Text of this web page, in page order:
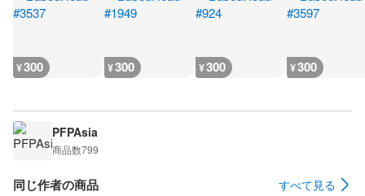
¥300 ¥300 ¥300 ¥300
PFPAsia
商品数799
同じ作者の商品 すべて見る